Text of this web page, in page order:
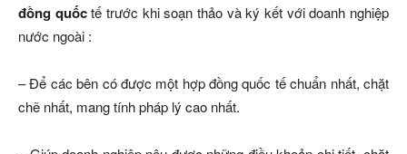
đồng quốctế trước khi soạn thảo và ký kết với doanh nghiệp
nước ngoài :
– Để các bên có được một hợp đồng quốc tế chuẩn nhất, chặt
chẽ nhất, mang tính pháp lý cao nhất.